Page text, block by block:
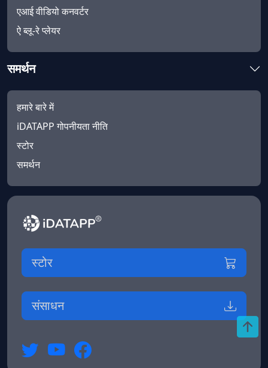
एआई वीडियो कनवर्टर
ऐ ब्लू-रे प्लेयर
समर्थन
हमारे बारे में
iDATAPP गोपनीयता नीति
स्टोर
समर्थन
स्टोर
संसाधन